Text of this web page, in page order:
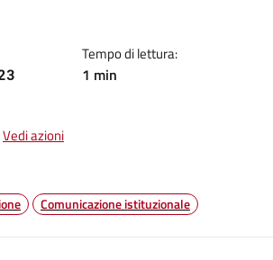
Tempo di lettura:
1 min
Vedi azioni
Comunicazione istituzionale